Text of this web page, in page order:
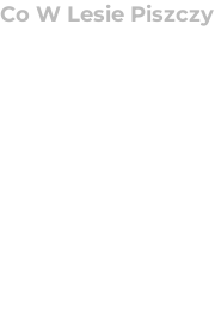
Co W Lesie Piszczy